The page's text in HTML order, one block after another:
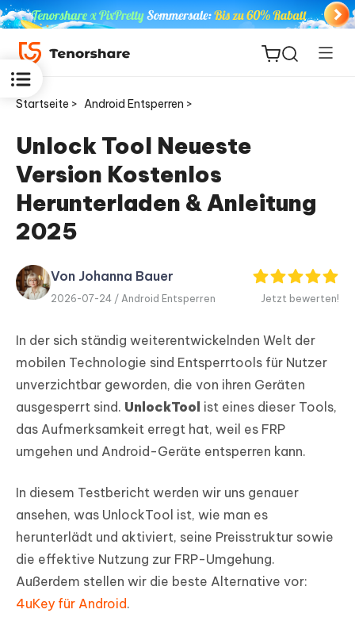
ReiBoot
for iOS
PDNob
Editor
Startseite > Android Entsperren >
Unlock Tool Neueste
Version Kostenlos
Herunterladen & Anleitung
2025
Von Johanna Bauer
2026-07-24 / Android Entsperren Jetzt bewerten!
In der sich ständig weiterentwickelnden Welt der
mobilen Technologie sind Entsperrtools für Nutzer
unverzichtbar geworden, die von ihren Geräten
ausgesperrt sind. UnlockTool ist eines dieser Tools,
das Aufmerksamkeit erregt hat, weil es FRP
umgehen und Android-Geräte entsperren kann.
In diesem Testbericht werden wir uns genauer
ansehen, was UnlockTool ist, wie man es
herunterlädt und aktiviert, seine Preisstruktur sowie
die effektive Nutzung zur FRP-Umgehung.
Außerdem stellen wir die beste Alternative vor:
4uKey für Android.